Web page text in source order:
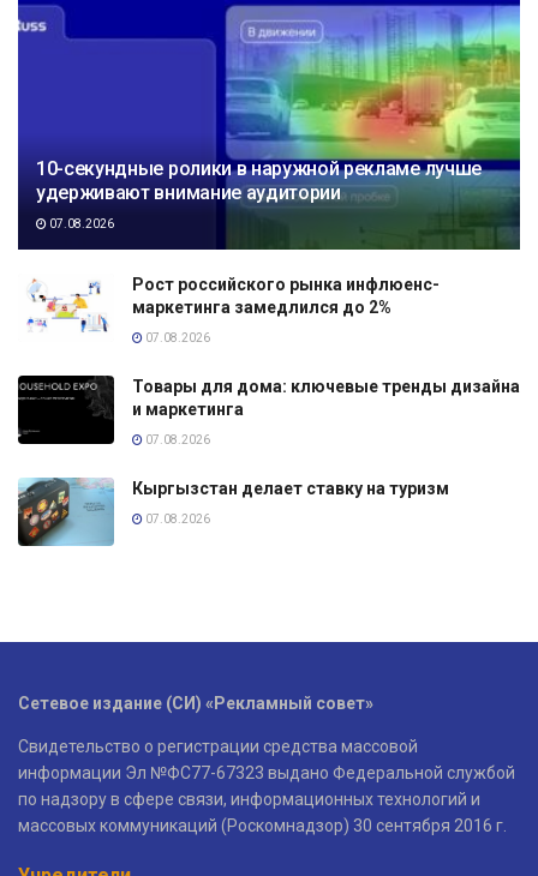
10-секундные ролики в наружной рекламе лучше
удерживают внимание аудитории
07.08.2026
Рост российского рынка инфлюенс-
маркетинга замедлился до 2%
07.08.2026
Товары для дома: ключевые тренды дизайна
и маркетинга
07.08.2026
Кыргызстан делает ставку на туризм
07.08.2026
Сетевое издание (СИ) «Рекламный совет»
Свидетельство о регистрации средства массовой
информации Эл №ФС77-67323 выдано Федеральной службой
по надзору в сфере связи, информационных технологий и
массовых коммуникаций (Роскомнадзор) 30 сентября 2016 г.